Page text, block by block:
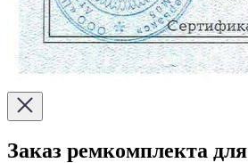
Заказ ремкомплекта для